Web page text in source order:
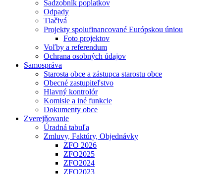
Sadzobník poplatkov
Odpady
Tlačivá
Projekty spolufinancované Európskou úniou
Foto projektov
Voľby a referendum
Ochrana osobných údajov
Samospráva
Starosta obce a zástupca starostu obce
Obecné zastupiteľstvo
Hlavný kontrolór
Komisie a iné funkcie
Dokumenty obce
Zverejňovanie
Úradná tabuľa
Zmluvy, Faktúry, Objednávky
ZFO 2026
ZFO2025
ZFO2024
ZFO2023